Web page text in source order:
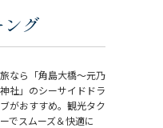
グ
なら「角島大橋～元乃
社」のシーサイドドラ
がおすすめ。観光タク
でスムーズ＆快適に